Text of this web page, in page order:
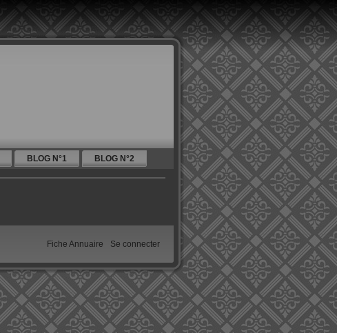
BLOG N°1 BLOG N°2
Se connecter
Fiche Annuaire